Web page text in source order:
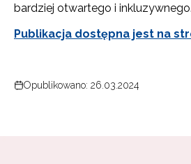
bardziej otwartego i inkluzywnego.
Publikacja dostępna jest na
Opublikowano: 26.03.2024